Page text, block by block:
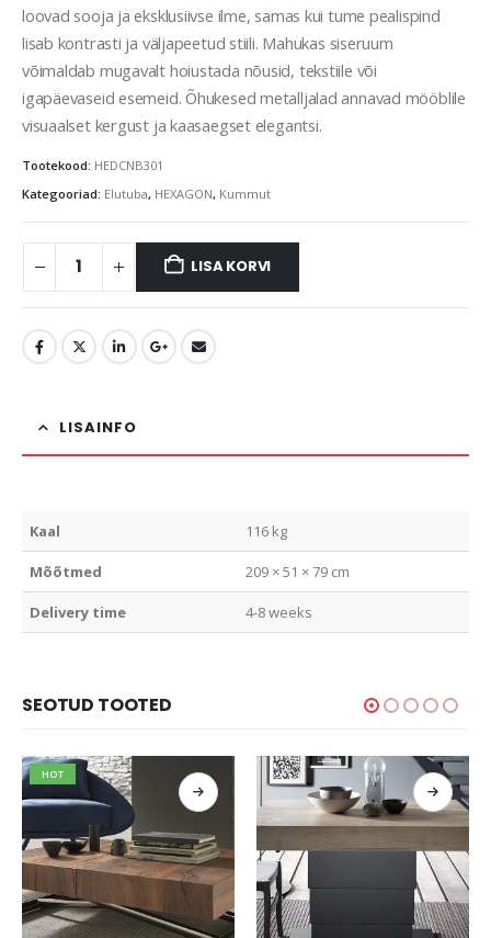
loovad sooja ja eksklusiivse ilme, samas kui tume pealispind
lisab kontrasti ja väljapeetud stiili. Mahukas siseruum
võimaldab mugavalt hoiustada nõusid, tekstiile või
igapäevaseid esemeid. Õhukesed metalljalad annavad mööblile
visuaalset kergust ja kaasaegset elegantsi.
Tootekood: HEDCNB301
Kategooriad: Elutuba, HEXAGON, Kummut
LISA KORVI
LISAINFO
Kaal 116 kg
Mõõtmed 209 × 51 × 79 cm
Delivery time 4-8 weeks
SEOTUD TOOTED
HOT